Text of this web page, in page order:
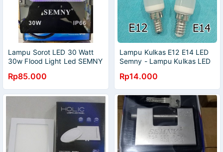
Lampu Sorot LED 30 Watt
30w Flood Light Led SEMNY
30 Watt SEMNY
Rp85.000
Lampu Kulkas E12 E14 LED
Semny - Lampu Kulkas LED
Rp14.000